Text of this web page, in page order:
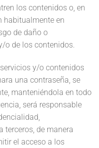
los contenidos o, en
habitualmente en
de daño o
o de los contenidos.
y/o contenidos
una contraseña, se
manteniéndola en todo
será responsable
terceros, de manera
el acceso a los